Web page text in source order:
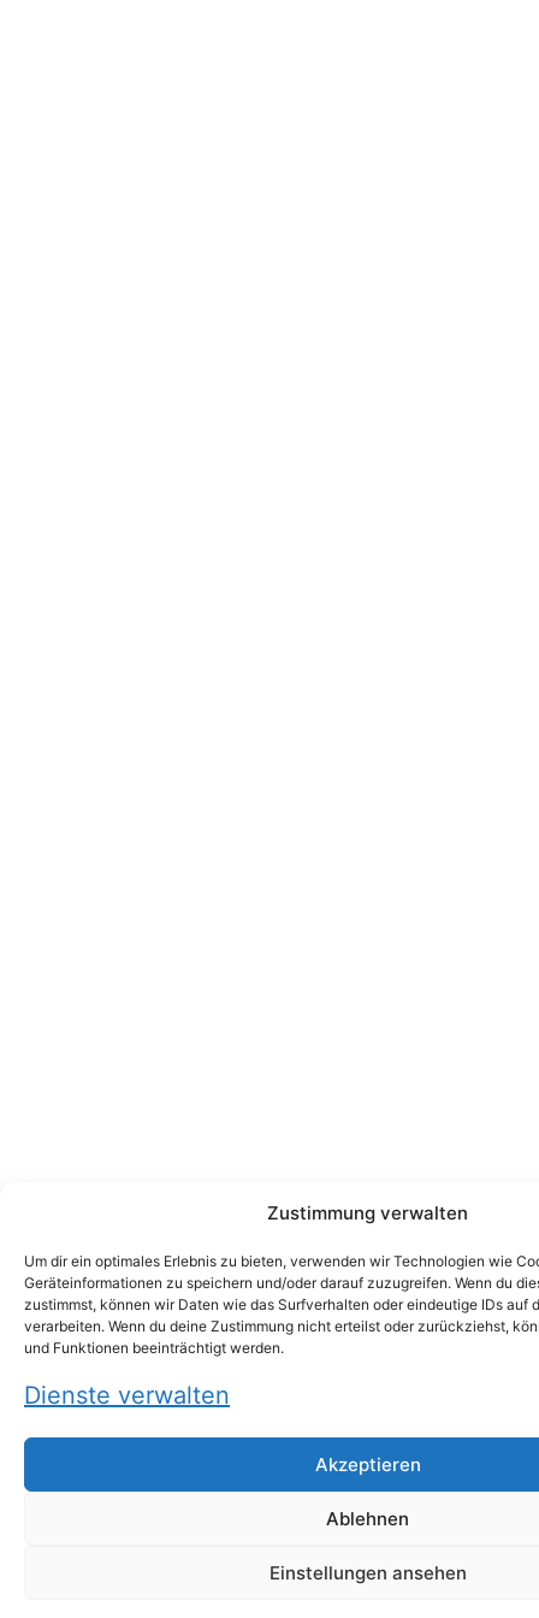
Zustimmung verwalten
Um dir ein optimales Erlebnis zu bieten, verwenden wir Technologien wie
Geräteinformationen zu speichern und/oder darauf zuzugreifen. Wenn du
zustimmst, können wir Daten wie das Surfverhalten oder eindeutige IDs auf
verarbeiten. Wenn du deine Zustimmung nicht erteilst oder zurückziehst,
und Funktionen beeinträchtigt werden.
Dienste verwalten
Akzeptieren
Ablehnen
Einstellungen ansehen